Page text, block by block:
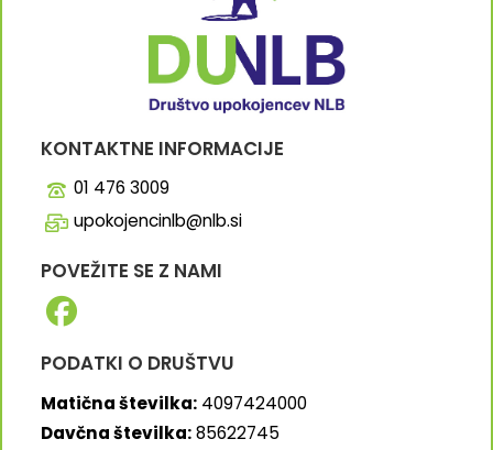
KONTAKTNE INFORMACIJE
01 476 3009
upokojencinlb@nlb.si
POVEŽITE SE Z NAMI
PODATKI O DRUŠTVU
Matična številka:4097424000
Davčna številka:85622745